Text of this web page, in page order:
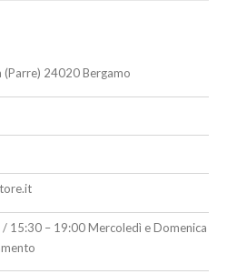
(Parre) 24020 Bergamo
/ 15:30 – 19:00 Mercoledì e Domenica